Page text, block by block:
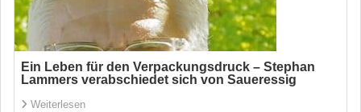
Ein Leben für den Verpackungsdruck – Stephan
Lammers verabschiedet sich von Saueressig
Weiterlesen